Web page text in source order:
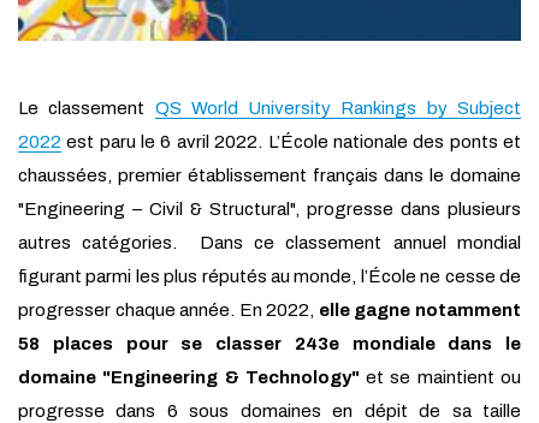
Le classement QS World University Rankings by Subject
2022 est paru le 6 avril 2022. L’École nationale des ponts et
chaussées, premier établissement français dans le domaine
"Engineering – Civil & Structural", progresse dans plusieurs
autres catégories. Dans ce classement annuel mondial
figurant parmi les plus réputés au monde, l’École ne cesse de
progresser chaque année. En 2022, elle gagne notamment
58 places pour se classer 243e mondiale dans le
domaine "Engineering & Technology"et se maintient ou
progresse dans 6 sous domaines en dépit de sa taille